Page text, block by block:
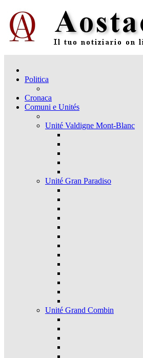
Politica
Cronaca
Comuni e Unités
Unité Valdigne Mont-Blanc
Unité Gran Paradiso
Unité Grand Combin